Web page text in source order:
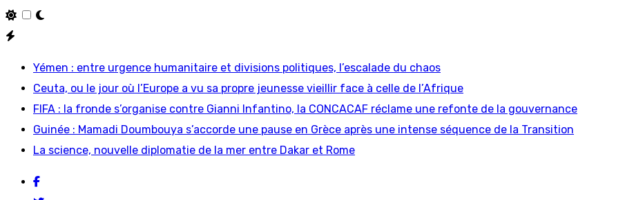
Skip
content
Yémen : entre urgence humanitaire et divisions politiques, l’escalade du chaos
Ceuta, ou le jour où l’Europe a vu sa propre jeunesse vieillir face à celle de l’Afrique
FIFA : la fronde s’organise contre Gianni Infantino, la CONCACAF réclame une refonte de la gouvernance
Guinée : Mamadi Doumbouya s’accorde une pause en Grèce après une intense séquence de la Transition
La science, nouvelle diplomatie de la mer entre Dakar et Rome